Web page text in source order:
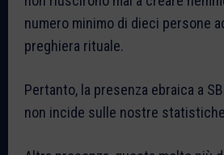
numero minimo di dieci persone
preghiera rituale.
Pertanto, la presenza ebraica a
non incide sulle nostre